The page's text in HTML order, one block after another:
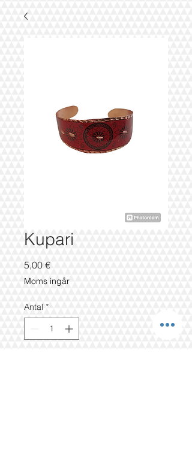
Kupari
5,00 €Pris
Moms ingår
Antal *